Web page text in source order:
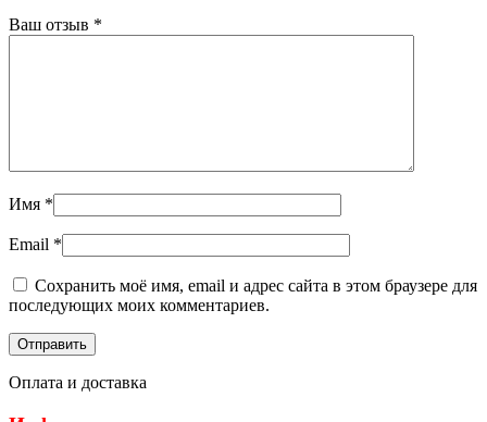
Ваш отзыв *
Имя *
Email *
Сохранить моё имя, email и адрес сайта в этом браузере для
последующих моих комментариев.
Оплата и доставка